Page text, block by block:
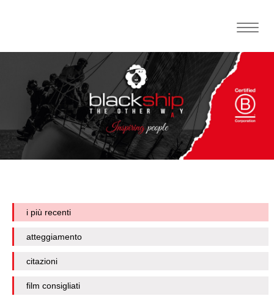
Toggle
i più recenti
atteggiamento
citazioni
film consigliati